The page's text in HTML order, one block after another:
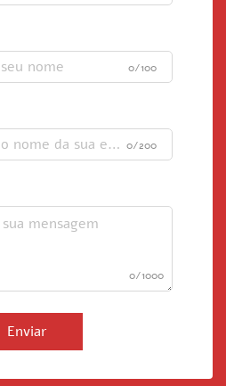
0/100
0/200
0/1000
Enviar